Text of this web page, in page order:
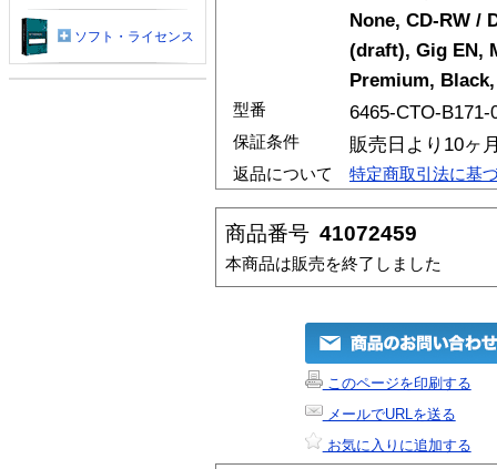
None, CD-RW /
(draft), Gig EN,
Premium,
型番 6465-CTO-B171-
保証条件 販売日より10ヶ
返品について 特定商取引法に基
商品番号 41072459
本商品は販売を終了しました
このページを印刷する
メールでURLを送る
お気に入りに追加する
ソフト・ライセンス